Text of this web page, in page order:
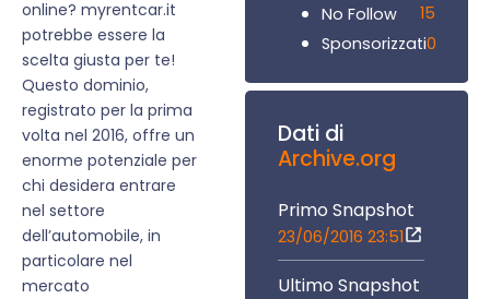
online? myrentcar.it
potrebbe essere la
scelta giusta per te!
Questo dominio,
registrato per la prima
volta nel 2016, offre un
enorme potenziale per
chi desidera entrare
nel settore
dell’automobile, in
particolare nel
mercato
No Follow
15
Sponsorizzati0
Dati di
Archive.org
Primo Snapshot
23/06/2016 23:51
Ultimo Snapshot